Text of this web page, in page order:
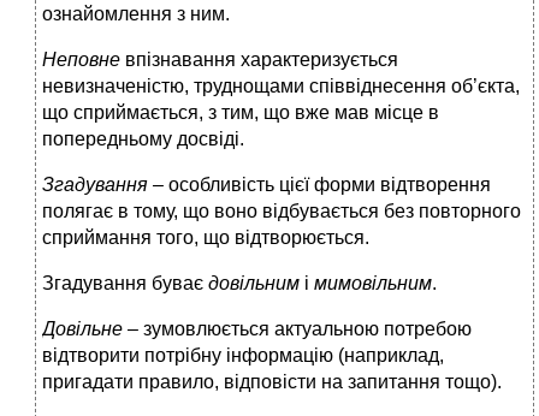
ознайомлення з ним.
Неповне впізнавання характеризується
невизначеністю, трудно­щами співвіднесення об’єкта,
що сприймається, з тим, що вже мав місце в
попередньому досвіді.
Згадування – особливість цієї форми відтворення
полягає в тому, що воно відбувається без повторного
сприймання того, що відтворюється.
Згадування буває довільним і мимовільним.
Довільне – зумовлюється актуальною потребою
відтворити потрібну інформацію (наприклад,
пригадати правило, відповісти на запитання тощо).